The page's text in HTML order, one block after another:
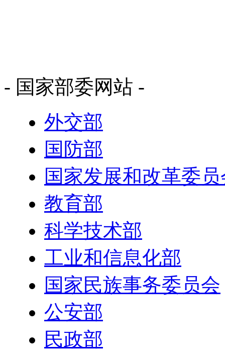
- 国家部委网站 -
外交部
国防部
国家发展和改革委
教育部
科学技术部
工业和信息化部
国家民族事务委员会
公安部
民政部